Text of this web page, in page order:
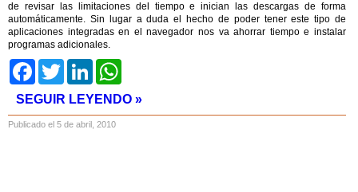
de revisar las limitaciones del tiempo e inician las descargas de forma
automáticamente. Sin lugar a duda el hecho de poder tener este tipo de
aplicaciones integradas en el navegador nos va ahorrar tiempo e instalar
programas adicionales.
FacebookTwitter LinkedIn
SEGUIR LEYENDO »
Publicado el 5 de abril, 2010